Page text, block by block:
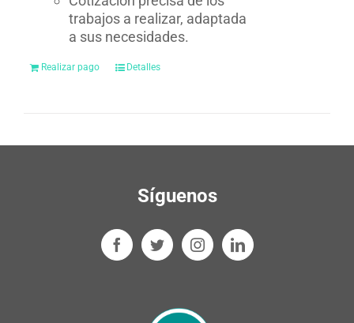
trabajos a realizar, adaptada
a sus necesidades.
Realizar pago Detalles
Síguenos